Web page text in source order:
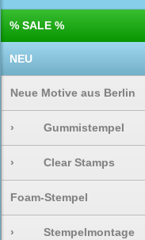
% SALE %
NEU
Neue Motive aus Berlin
› Gummistempel
› Clear Stamps
Foam-Stempel
› Stempelmontage